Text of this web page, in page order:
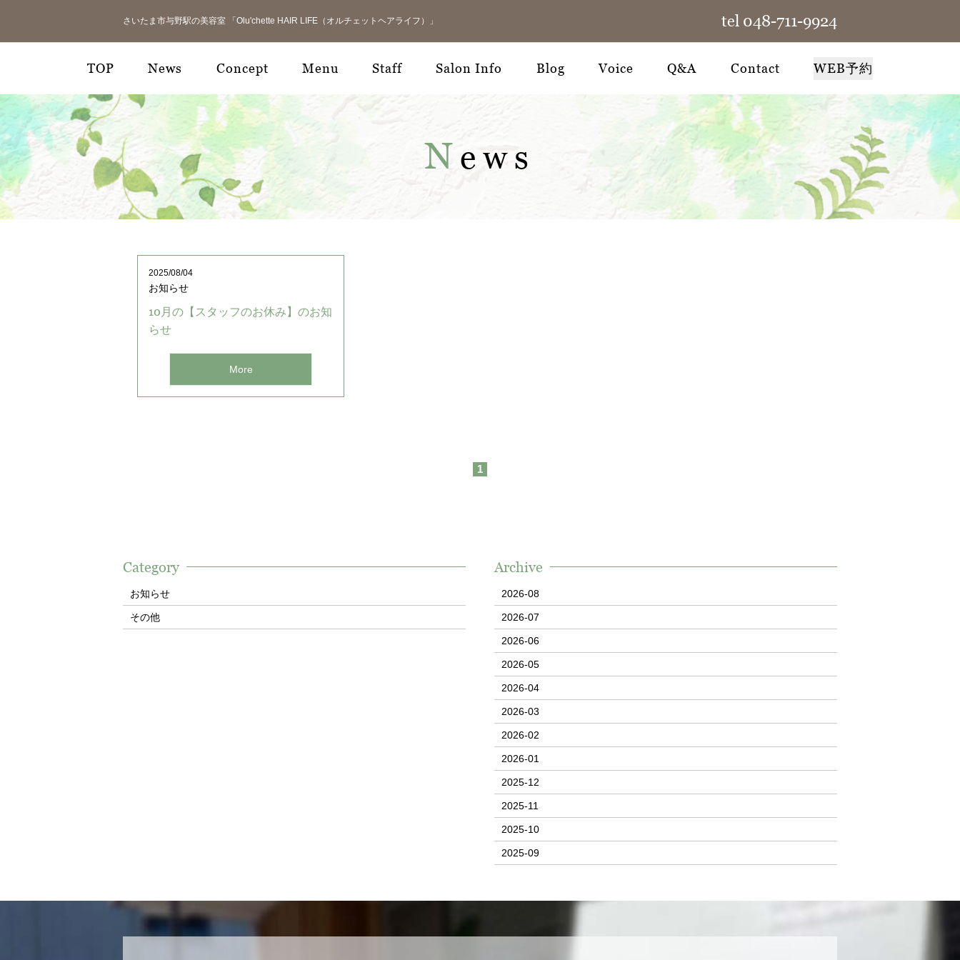
さいたま市与野駅の美容室 「Olu'chette HAIR LIFE（オルチェットヘアライフ）」 tel 048-711-9924
TOP News Concept Menu Staff Salon Info Blog Voice Q&A Contact WEB予約
N ews
2025/08/04
お知らせ
10月の【スタッフのお休み】のお知
らせ
More
1
Category
お知らせ
その他
Archive
2026-08
2026-07
2026-06
2026-05
2026-04
2026-03
2026-02
2026-01
2025-12
2025-11
2025-10
2025-09